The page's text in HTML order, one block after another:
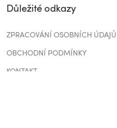
Důležité odkazy
ZPRACOVÁNÍ OSOBNÍCH ÚDAJŮ
OBCHODNÍ PODMÍNKY
KONTAKT